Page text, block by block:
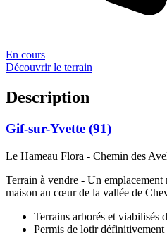
En cours
Découvrir le terrain
Description
Gif-sur-Yvette (91)
Le Hameau Flora - Chemin des
Terrain à vendre - Un
maison au cœur de la vallée de
Terrains arborés et viabilisés
Permis de lotir définitivement